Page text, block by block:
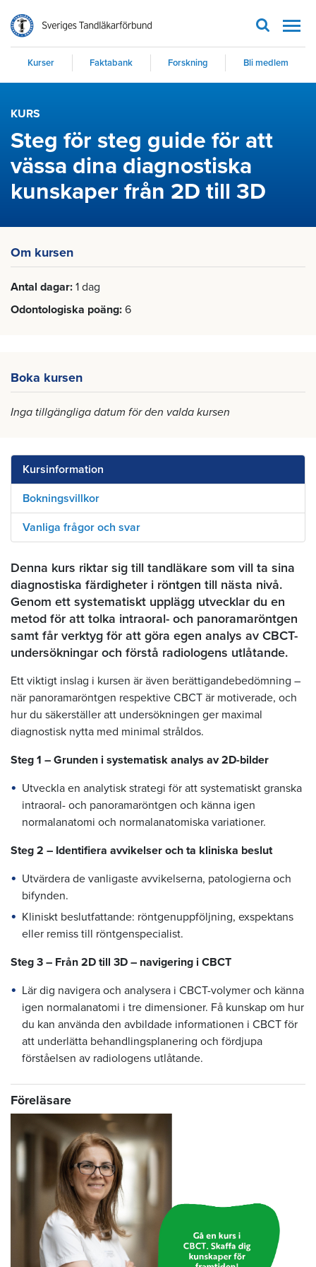
Kurser Faktabank Forskning Bli medlem
KURS
Steg för steg guide för att
vässa dina diagnostiska
kunskaper från 2D till 3D
Om kursen
Antal dagar 1 dag
Odontologiska poäng 6
Boka kursen
Inga tillgängliga datum för den valda kursen
Kursinformation
Bokningsvillkor
Vanliga frågor och svar
Denna kurs riktar sig till tandläkare som vill ta sina
diagnostiska färdigheter i röntgen till nästa nivå.
Genom ett systematiskt upplägg utvecklar du en
metod för att tolka intraoral- och panoramaröntgen
samt får verktyg för att göra egen analys av CBCT-
undersökningar och förstå radiologens utlåtande.
Ett viktigt inslag i kursen är även berättigandebedömning –
när panoramaröntgen respektive CBCT är motiverade, och
hur du säkerställer att undersökningen ger maximal
diagnostisk nytta med minimal stråldos.
Steg 1 – Grunden i systematisk analys av 2D-bilder
Utveckla en analytisk strategi för att systematiskt granska
intraoral- och panoramaröntgen och känna igen
normalanatomi och normalanatomiska variationer.
Steg 2 – Identifiera avvikelser och ta kliniska beslut
Utvärdera de vanligaste avvikelserna, patologierna och
bifynden.
Kliniskt beslutfattande: röntgenuppföljning, exspektans
eller remiss till röntgenspecialist.
Steg 3 – Från 2D till 3D – navigering i CBCT
Lär dig navigera och analysera i CBCT-volymer och känna
igen normalanatomi i tre dimensioner. Få kunskap om hur
du kan använda den avbildade informationen i CBCT för
att underlätta behandlingsplanering och fördjupa
förståelsen av radiologens utlåtande.
Föreläsare